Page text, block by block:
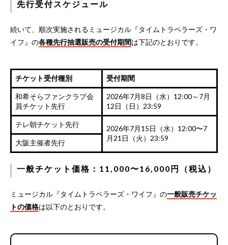
先行受付スケジュール
続いて、順次実施されるミュージカル『タイムトラベラーズ・ワ
イフ』の各種先行抽選販売の受付期間は下記のとおりです。
チケット受付種別 受付期間
和希そらファンクラブ会
員チケット先行
2026年7月8日（水）12:00～7月
12日（日）23:59
テレ朝チケット先行
2026年7月15日（水）12:00〜7
月21日（火）23:59
大阪主催者先行
一般チケット価格：11,000〜16,000円（税込）
ミュージカル『タイムトラベラーズ・ワイフ』の一般販売チケッ
トの価格は以下のとおりです。